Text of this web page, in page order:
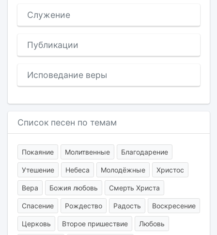
Служение
Публикации
Исповедание веры
Список песен по темам
Покаяние Молитвенные Благодарение
Утешение Небеса Молодёжные Христос
Вера Божия любовь Смерть Христа
Спасение Рождество Радость Воскресение
Церковь Второе пришествие Любовь